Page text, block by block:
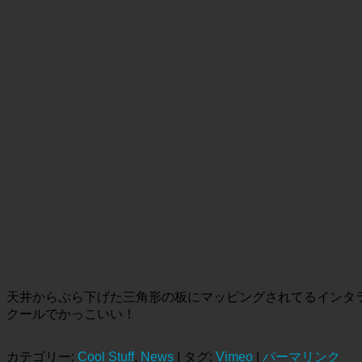
天井からぶら下げた三角形の板にマッピングされてるインタ
クールでかっこいい！
カテゴリー: Cool Stuff, News | タグ: Vimeo パーマリンク